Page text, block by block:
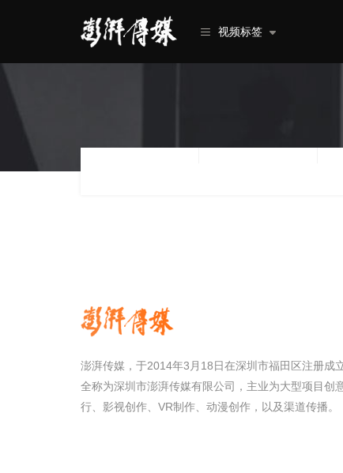
视频标签
澎湃传媒，于2014年3月18日在深圳市福田区注册成
全称为深圳市澎湃传媒有限公司，主业为大型项目创
行、影视创作、VR制作、动漫创作，以及渠道传播。